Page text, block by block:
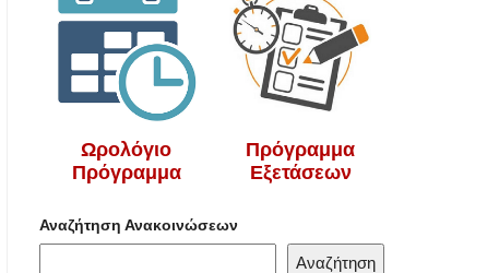
Ωρολόγιο
Πρόγραμμα
Πρόγραμμα
Εξετάσεων
Αναζήτηση Ανακοινώσεων
Αναζήτηση